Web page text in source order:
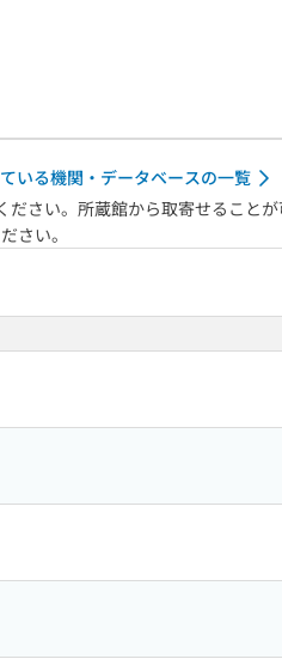
いる機関・データベースの一覧
さい。所蔵館から取寄せること
さい。